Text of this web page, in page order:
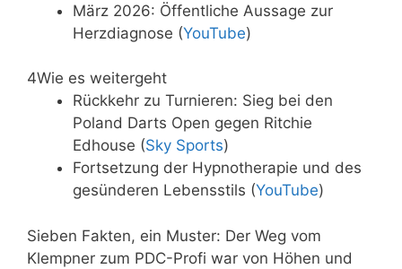
März 2026: Öffentliche Aussage zur
Herzdiagnose (YouTube)
4Wie es weitergeht
Rückkehr zu Turnieren: Sieg bei den
Poland Darts Open gegen Ritchie
Edhouse (Sky Sports)
Fortsetzung der Hypnotherapie und des
gesünderen Lebensstils (YouTube)
Sieben Fakten, ein Muster: Der Weg vom
Klempner zum PDC-Profi war von Höhen und